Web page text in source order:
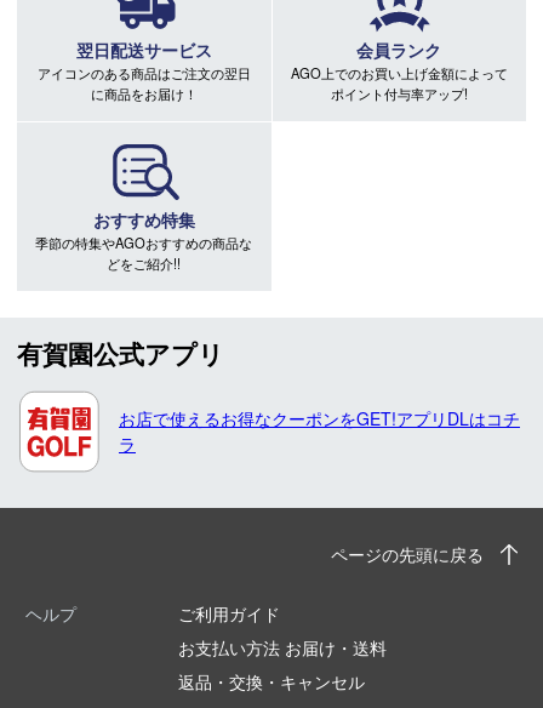
翌日配送サービス
アイコンのある商品はご注文の翌日
に商品をお届け！
会員ランク
AGO上でのお買い上げ金額によって
ポイント付与率アップ!
おすすめ特集
季節の特集やAGOおすすめの商品な
どをご紹介!!
有賀園公式アプリ
お店で使えるお得なクーポンをGET!アプリDLはコチ
ラ
ページの先頭に戻る
ヘルプ
ご利用ガイド
お支払い方法 お届け・送料
返品・交換・キャンセル